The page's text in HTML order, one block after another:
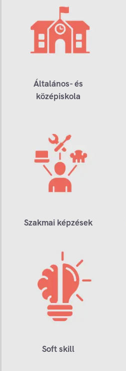
Általános- és
középiskola
Szakmai képzések
Soft skill